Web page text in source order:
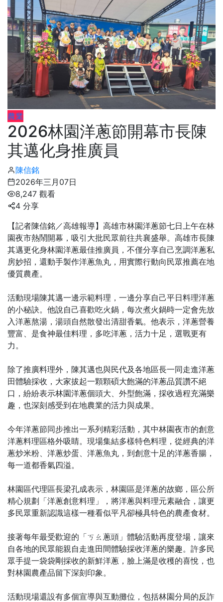
農業
2026林園洋蔥節開幕市長陳
其邁化身推廣員
陳信銘
2026年三月07日
8,247 觀看
4 分享
【記者陳信銘／高雄報導】高雄市林園洋蔥節七日上午在林
園夜市熱鬧開幕，吸引大批民眾前往共襄盛舉。高雄市長陳
其邁更化身林園洋蔥最佳推廣員，不僅分享自己烹調洋蔥私
房妙招，還動手製作洋蔥魚丸，用實際行動向民眾推薦在地
優質農產。
活動現場陳其邁一邊示範料理，一邊分享自己平日料理洋蔥
的小秘訣。他說自己喜歡吃火鍋，每次煮火鍋時一定會先放
入洋蔥熬湯，湯頭自然散發出清甜香氣。他表示，洋蔥營養
豐富、是食神最佳料理，多吃洋蔥，活力十足，選戰更有
力。
除了推廣料理外，陳其邁也與民代及各地區長一同走進洋蔥
田體驗採收，大家拔起一顆顆碩大飽滿的洋蔥品質讚不絕
口，紛紛表示林園洋蔥個頭大、外型飽滿，採收過程充滿樂
趣，也深刻感受到在地農業的活力與成果。
今年洋蔥節同步推出一系列精彩活動，其中林園夜市的創意
洋蔥料理區格外吸睛。現場集結多樣特色料理，從經典的洋
蔥炒米粉、洋蔥炒蛋、洋蔥魚丸，到創意十足的洋蔥香腸，
每一道都香氣四溢。
林園區代理區長梁孔成表示，林園區是洋蔥的故鄉，區公所
精心規劃「洋蔥創意料理」，將洋蔥與料理元素融合，讓更
多民眾重新認識這樣一種看似平凡卻極具特色的農產食材。
接著每年最受歡迎的「ㄎㄠ蔥頭」體驗活動再度登場，讓來
自各地的民眾能親自走進田間體驗採收洋蔥的樂趣。許多民
眾手提一袋袋剛採收的新鮮洋蔥，臉上滿是收穫的喜悅，也
對林園農產品留下深刻印象。
活動現場還設有多個宣導與互動攤位，包括林園分局的反詐